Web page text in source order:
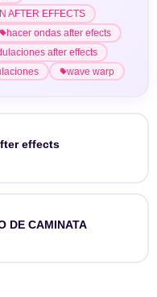
AFTER EFFECTS
hacer ondas after efects
after effects
wave warp
effects
DE CAMINATA